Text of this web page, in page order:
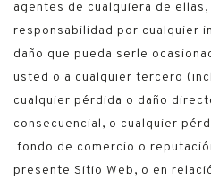
agentes de cualquiera de
responsabilidad por cualquier
daño que pueda serle
usted o a cualquier tercero
cualquier pérdida o daño
consecuencial, o cualquier
fondo de comercio o
presente Sitio Web, o en